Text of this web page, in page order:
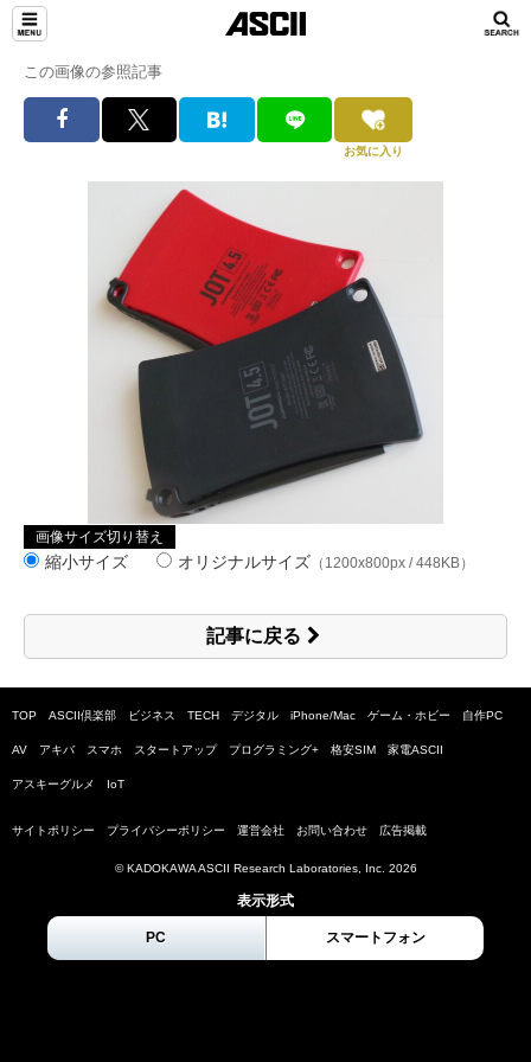
この画像の参照記事
お気に入り
画像サイズ切り替え
縮小サイズ オリジナルサイズ （1200x800px / 448KB）
記事に戻る
TOP ASCII倶楽部 ビジネス TECH デジタル iPhone/Mac ゲーム・ホビー 自作PC
AV アキバ スマホ スタートアップ プログラミング+ 格安SIM 家電ASCII
アスキーグルメ IoT
サイトポリシー プライバシーポリシー 運営会社 お問い合わせ 広告掲載
© KADOKAWA ASCII Research Laboratories, Inc. 2026
表示形式
PC スマートフォン